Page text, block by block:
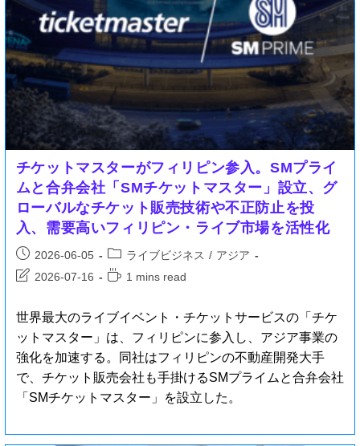
チケットマスターがフィリピン参入。SMプライ
ムと合弁会社「SMチケットマスター」設立、グ
ローバルなチケット販売技術や不正防止を投
入、需要高いフィリピン・ライブ市場を活性化
2026-06-05 ライブビジネス / アジア
2026-07-16
1 mins read
世界最大のライブイベント・チケットサービスの「チケ
ットマスター」は、フィリピンに参入し、アジア事業の
強化を加速する。同社はフィリピンの不動産開発大手
で、チケット販売会社も手掛けるSMプライムと合弁会社
「SMチケットマスター」を設立した。